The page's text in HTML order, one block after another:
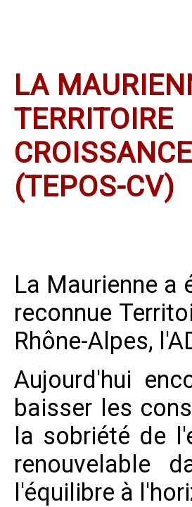
LA
(TEPOS-CV)
La Maurienne a
reconnue
Rhône-Alpes,
Aujourd'hui
baisser les
la sobriété de
renouvelable
l'équilibre à